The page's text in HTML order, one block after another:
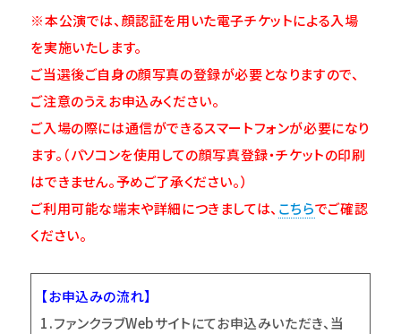
※本公演では、顔認証を用いた電子チケットによる入場
を実施いたします。
ご当選後ご自身の顔写真の登録が必要となりますので、
ご注意のうえお申込みください。
ご入場の際には通信ができるスマートフォンが必要になり
ます。（パソコンを使用しての顔写真登録・チケットの印刷
はできません。予めご了承ください。）
ご利用可能な端末や詳細につきましては、 こちらでご確認
ください。
【お申込みの流れ】
1.ファンクラブWebサイトにてお申込みいただき、当